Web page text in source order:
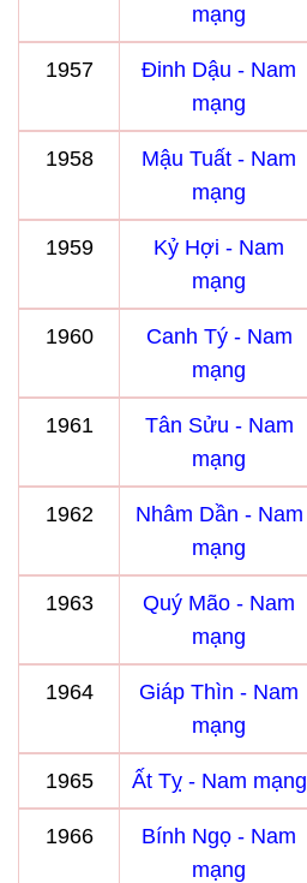
mạng
1957
Đinh Dậu - Nam
mạng
1958
Mậu Tuất - Nam
mạng
1959
Kỷ Hợi - Nam
mạng
1960
Canh Tý - Nam
mạng
1961
Tân Sửu - Nam
mạng
1962
Nhâm Dần - Nam
mạng
1963
Quý Mão - Nam
mạng
1964
Giáp Thìn - Nam
mạng
1965 Ất Tỵ - Nam mạng
1966
Bính Ngọ - Nam
mạng